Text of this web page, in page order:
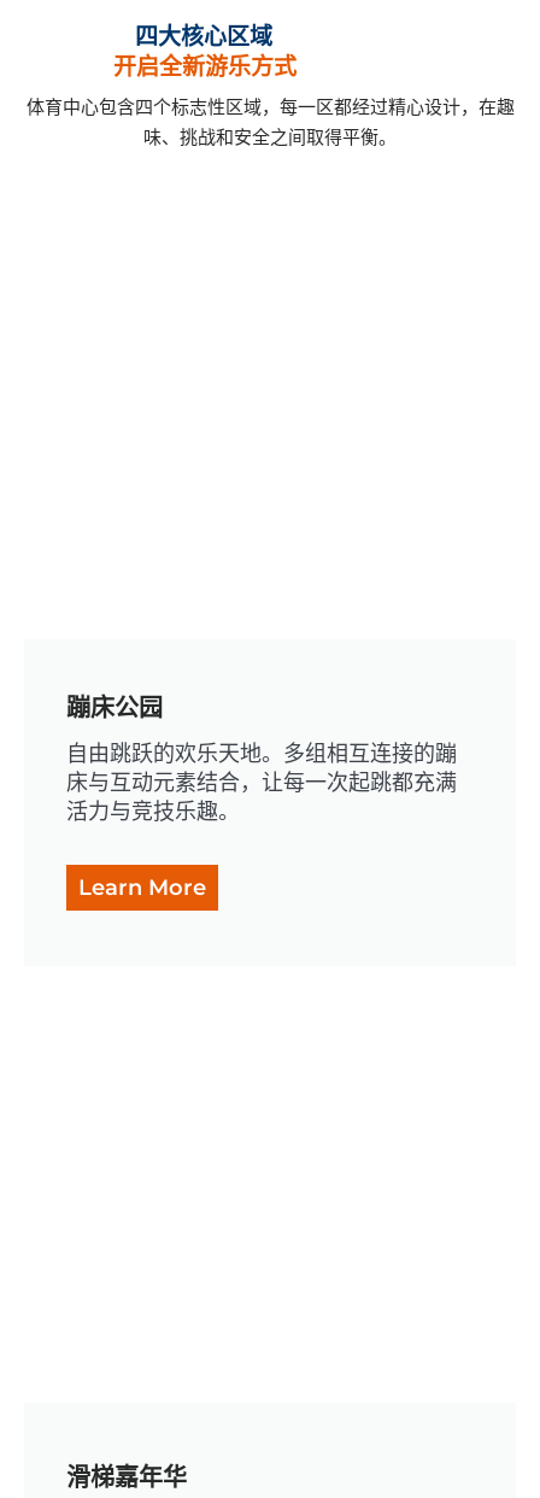
四大核心区域
开启全新游乐方式
体育中心包含四个标志性区域，每一区都经过精心设计，在趣
味、挑战和安全之间取得平衡。
蹦床公园
自由跳跃的欢乐天地。多组相互连接的蹦
床与互动元素结合，让每一次起跳都充满
活力与竞技乐趣。
Learn More
滑梯嘉年华